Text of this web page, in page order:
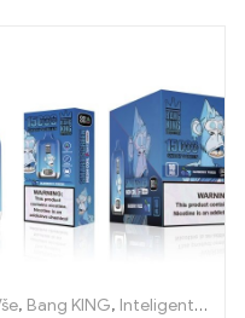
,Jednorázové e-
, Bang KING, Inteligentní obrazovka Bang King 15000 Puff